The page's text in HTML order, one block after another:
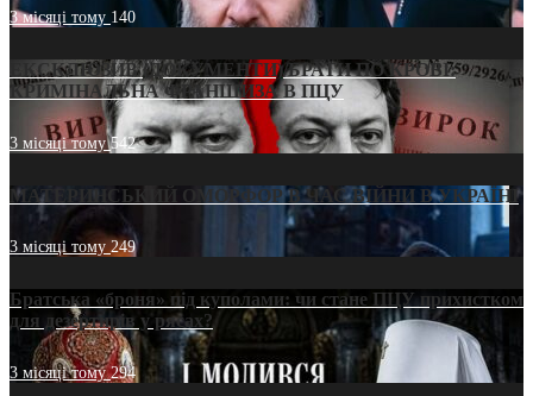
3 місяці тому 140
ЕКСКЛЮЗИВ (ДОКУМЕНТИ)/БРАТИ ПО КРОВІ:
КРИМІНАЛЬНА ФРАНШИЗА В ПЦУ
3 місяці тому542
МАТЕРИНСЬКИЙ ОМОРФОР В ЧАС ВІЙНИ В УКРАЇНІ
3 місяці тому249
Братська «броня» під куполами: чи стане ПЦУ прихистком
для дезертирів у рясах?
3 місяці тому294